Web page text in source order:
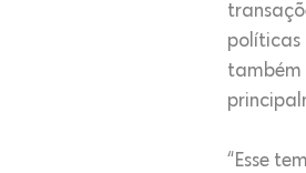
políticas
também
“Esse